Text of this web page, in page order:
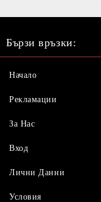
Бързи връзки:
Начало
Рекламации
За Нас
Вход
Лични Данни
Условия